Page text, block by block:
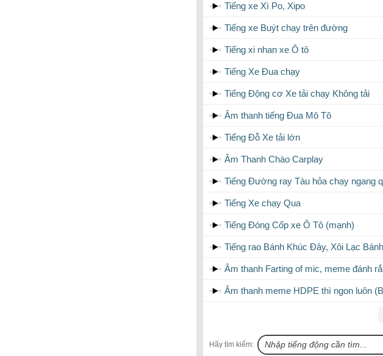
Tiếng xe Xì Po, Xipo
Tiếng xe Buýt chạy trên đường
Tiếng xi nhan xe Ô tô
Tiếng Xe Đua chạy
Tiếng Động cơ Xe tải chạy Không tải
Âm thanh tiếng Đua Mô Tô
Tiếng Đỗ Xe tải lớn
Âm Thanh Chào Carplay
Tiếng Đường ray Tàu hỏa chạy ngang
Tiếng Xe chạy Qua
Tiếng Đóng Cốp xe Ô Tô (mạnh)
Tiếng rao Bánh Khúc Đây, Xôi Lạc
Âm thanh Farting of mic, meme đánh
Âm thanh meme HDPE thì ngon luôn
Hãy tìm kiếm: